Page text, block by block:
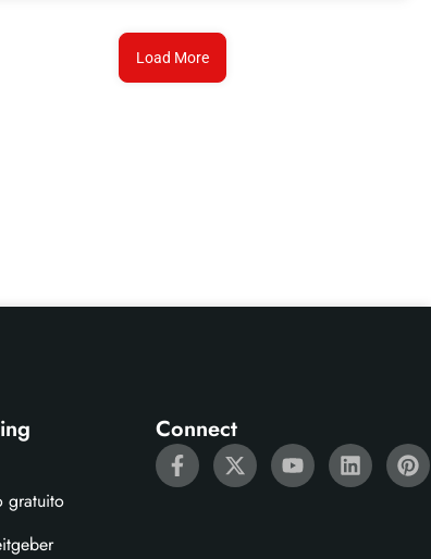
Load More
gratuito
Connect